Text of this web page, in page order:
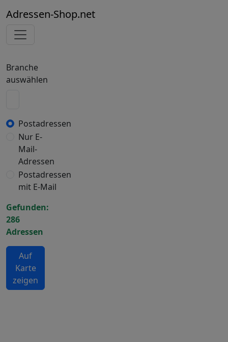
Adressen-Shop.net
Branche
auswählen
Postadressen
Nur E-
Mail-
Adressen
Postadressen
mit E-Mail
Gefunden:
286
Adressen
Auf
Karte
zeigen